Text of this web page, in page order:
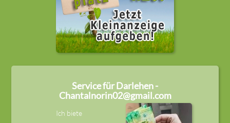
Service für Darlehen -
Chantalnorin02@gmail.com
Ich biete